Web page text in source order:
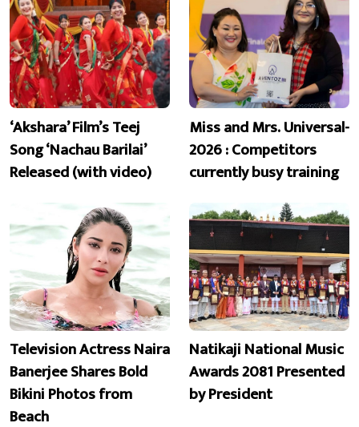
‘Akshara’ Film’s Teej
Song ‘Nachau Barilai’
Released (with video)
Miss and Mrs. Universal-
2026 : Competitors
currently busy training
Television Actress Naira
Banerjee Shares Bold
Bikini Photos from
Beach
Natikaji National Music
Awards 2081 Presented
by President